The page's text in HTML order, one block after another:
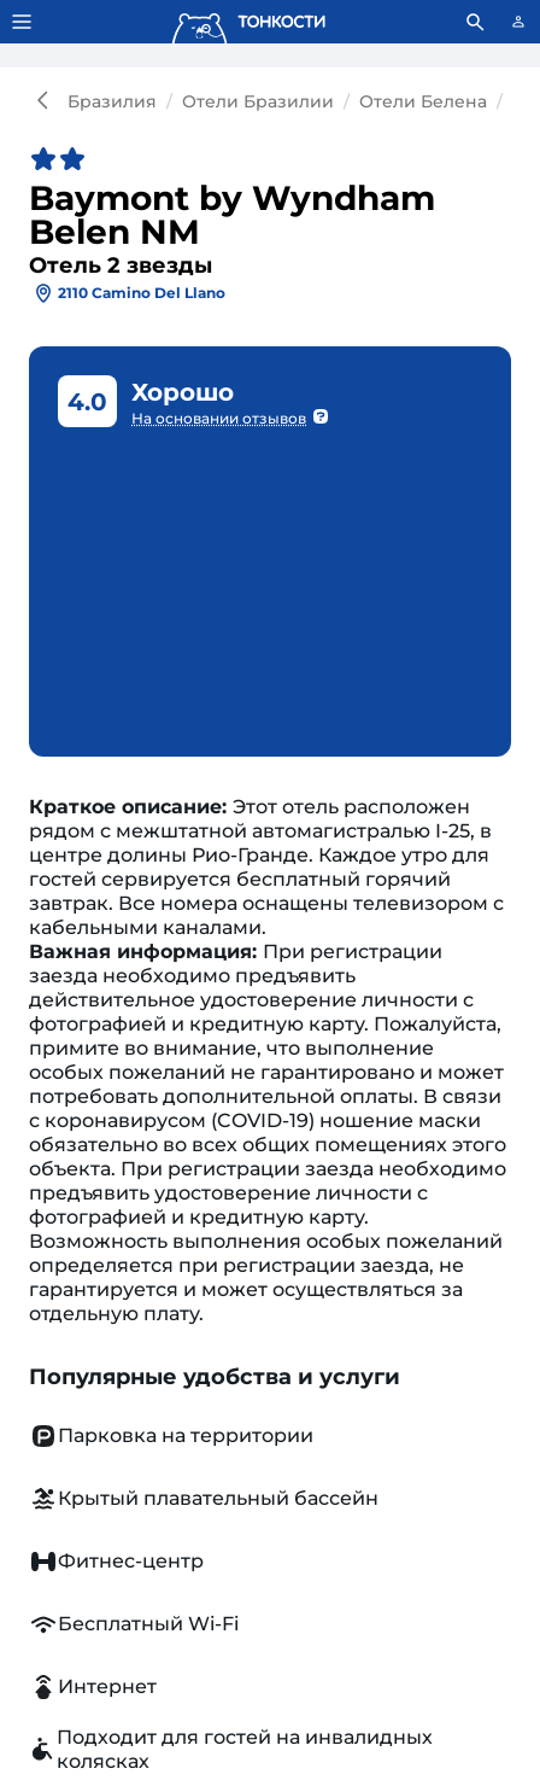
Тонкости используют сookie-файлы. Что это значит?
Бразилия Отели Бразилии Отели Белена
Baymont by Wyndham
Belen NM
Отель 2 звезды
2110 Camino Del Llano
4.0 Хорошо
На основании отзывов
Краткое описание: Этот отель расположен
рядом с межштатной автомагистралью I-25, в
центре долины Рио-Гранде. Каждое утро для
гостей сервируется бесплатный горячий
завтрак. Все номера оснащены телевизором с
кабельными каналами.
Важная информация: При регистрации
заезда необходимо предъявить
действительное удостоверение личности с
фотографией и кредитную карту. Пожалуйста,
примите во внимание, что выполнение
особых пожеланий не гарантировано и может
потребовать дополнительной оплаты. В связи
с коронавирусом (COVID-19) ношение маски
обязательно во всех общих помещениях этого
объекта. При регистрации заезда необходимо
предъявить удостоверение личности с
фотографией и кредитную карту.
Возможность выполнения особых пожеланий
определяется при регистрации заезда, не
гарантируется и может осуществляться за
отдельную плату.
Популярные удобства и услуги
Парковка на территории
Крытый плавательный бассейн
Фитнес-центр
Бесплатный Wi-Fi
Интернет
Подходит для гостей на инвалидных
колясках